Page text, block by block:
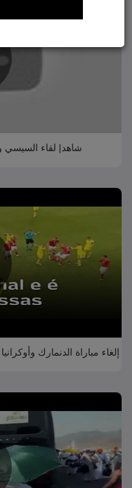
شاهد| لقاء السيسي
إلغاء مباراة الدنمارك